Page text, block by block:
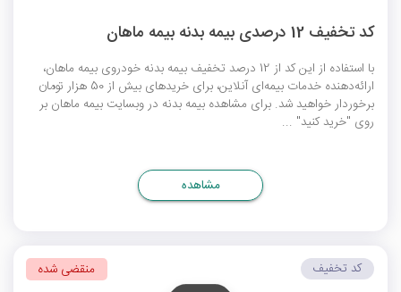
کد تخفیف 12 درصدی بیمه بدنه بیمه ماهان
با استفاده از این کد از 12 درصد تخفیف بیمه بدنه خودروی بیمه ماهان،
ارائه‌دهنده خدمات بیمه‌ای آنلاین، برای خریدهای بیش از 50 هزار تومان
برخوردار خواهید شد. برای مشاهده بیمه بدنه در وبسایت بیمه ماهان بر
روی "خرید کنید" ...
مشاهده
کد تخفیف منقضی شده